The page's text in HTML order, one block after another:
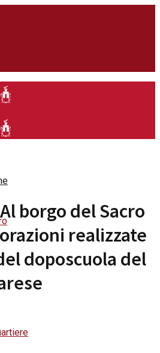
borgo del Sacro
realizzate
doposcuola del